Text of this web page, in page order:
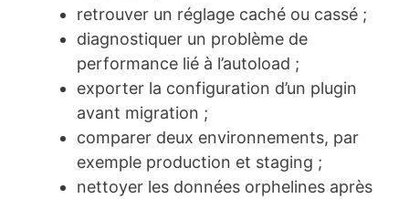
retrouver un réglage caché ou cassé ;
diagnostiquer un problème de
performance lié à l’autoload ;
exporter la configuration d’un plugin
avant migration ;
comparer deux environnements, par
exemple production et staging ;
nettoyer les données orphelines après